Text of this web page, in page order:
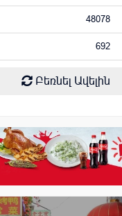
48078
692
Բեռնել Ավելին